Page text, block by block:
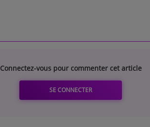
Connectez-vous pour commenter cet article
SE CONNECTER